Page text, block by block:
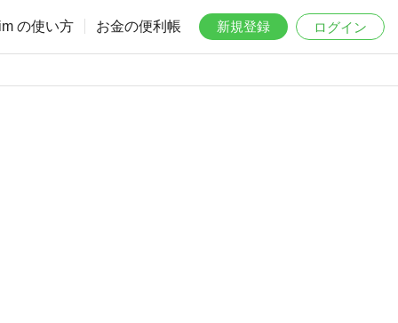
の使い方 お金の便利帳 新規登録 ログイン